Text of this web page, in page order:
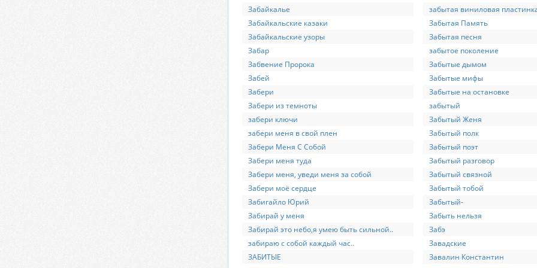
Забайкалье
Забайкальские казаки
Забайкальские узоры
Забар
Забвение Пророка
Забей
Забери
Забери из темноты
забери ключи
забери меня в свой плен
Забери Меня С Собой
Забери меня туда
Забери меня, уведи меня за собой
Забери моё сердце
Забигайло Юрий
Забирай у меня
Забирай это небо,я умею быть сильной..
забираю с собой каждый час..
ЗАБИТЫЕ
забытая виниловая
Забытая Память
Забытая песня
забытое поколение
Забытые дымом
Забытые мифы
Забытые на остановке
забытый
Забытый Женя
Забытый полк
Забытый поэт
Забытый разговор
Забытый связной
Забытый тобой
Забытый-
Забыть нельзя
Забэ
Завадские
Завалин Константин